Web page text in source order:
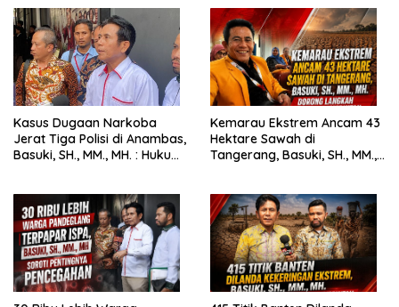
Kasus Dugaan Narkoba
Jerat Tiga Polisi di Anambas,
Basuki, SH., MM., MH. : Hukum
Kemarau Ekstrem Ancam 43
Hektare Sawah di
Tangerang, Basuki, SH., MM.,